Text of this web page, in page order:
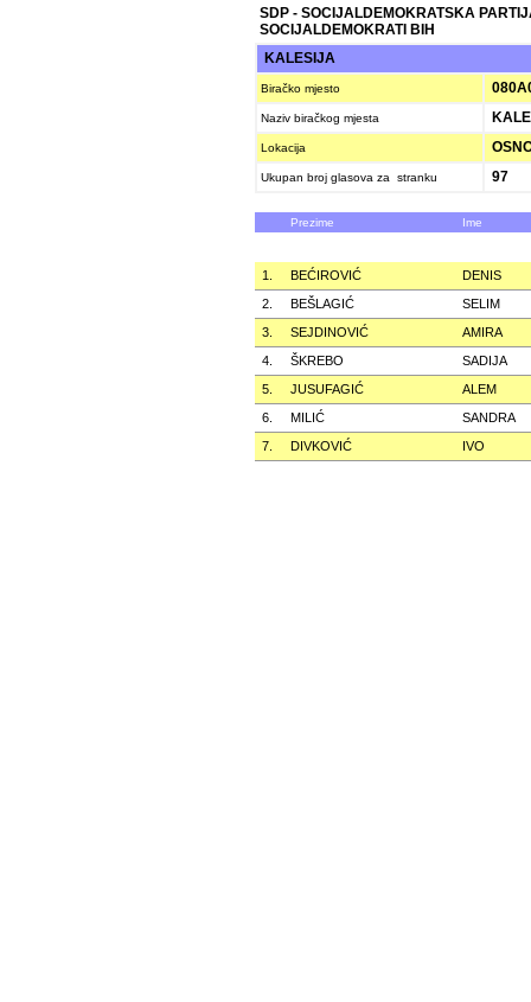
SDP - SOCIJALDEMOKRATSKA
SOCIJALDEMOKRATI BIH
KALESIJA
Biračko mjesto
Naziv biračkog mjesta
Lokacija
Ukupan broj glasova za stranku 97
Prezime Ime
1. BEĆIROVIĆ
DENIS
2.
BEŠLAGIĆ
SELIM
3.
SEJDINOVIĆ
AMIRA
4.
ŠKREBO
SADIJA
5.
JUSUFAGIĆ
ALEM
6.
MILIĆ
SANDRA
7.
DIVKOVIĆ IVO